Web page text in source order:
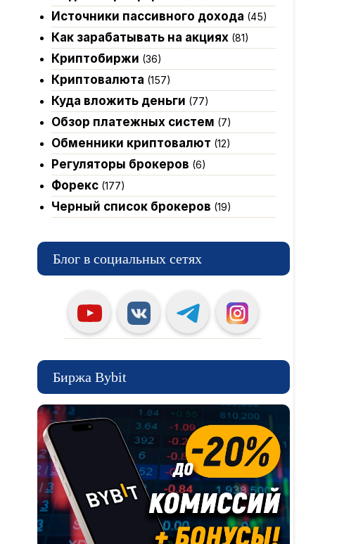
Источники пассивного дохода (45)
Как зарабатывать на акциях(81)
Криптобиржи (36)
Криптовалюта (157)
Куда вложить деньги (77)
Обзор платежных систем (7)
Обменники криптовалют (12)
Регуляторы брокеров (6)
Форекс(177)
Черный список брокеров (19)
Блог в социальных сетях
Биржа Bybit